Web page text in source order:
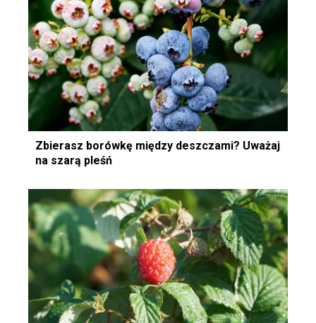
Zbierasz borówkę między deszczami? Uważaj
na szarą pleśń